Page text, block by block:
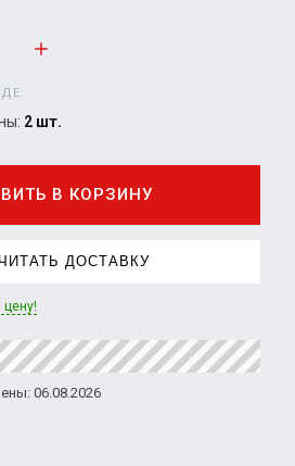
2 шт.
В КОРЗИНУ
ДОСТАВКУ
06.08.2026